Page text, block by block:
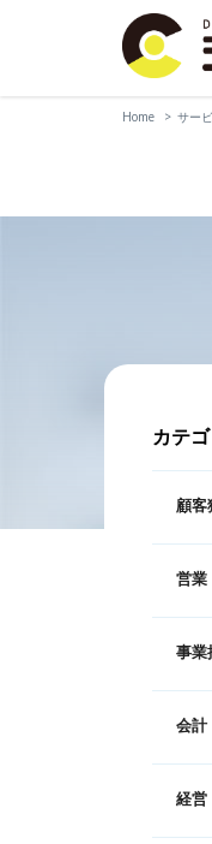
Home サー
カテ
顧客
営業
事業
会計
経営